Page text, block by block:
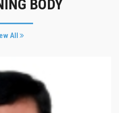
BODY
All